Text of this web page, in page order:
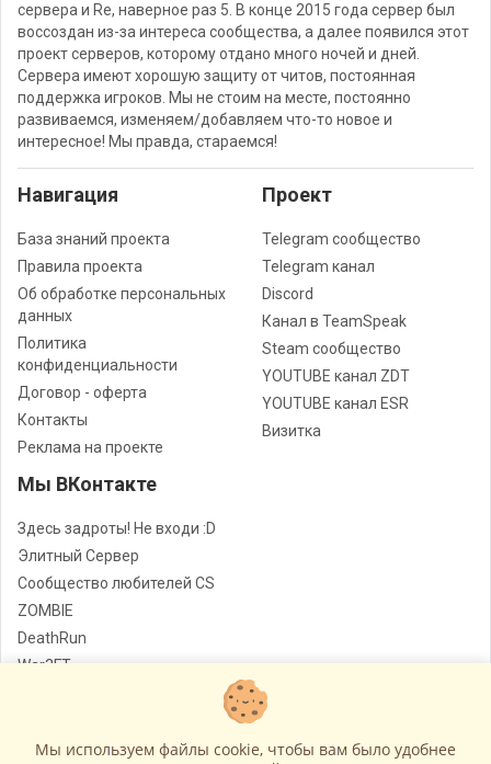
сервера и Re, наверное раз 5. В конце 2015 года сервер был
воссоздан из-за интереса сообщества, а далее появился этот
проект серверов, которому отдано много ночей и дней.
Сервера имеют хорошую защиту от читов, постоянная
поддержка игроков. Мы не стоим на месте, постоянно
развиваемся, изменяем/добавляем что-то новое и
интересное! Мы правда, стараемся!
Навигация
База знаний проекта
Правила проекта
Об обработке персональных
данных
Политика
конфиденциальности
Договор - оферта
Контакты
Реклама на проекте
Проект
Telegram сообщество
Telegram канал
Discord
Канал в TeamSpeak
Steam сообщество
YOUTUBE канал ZDT
YOUTUBE канал ESR
Визитка
Мы ВКонтакте
Здесь задроты! Не входи :D
Элитный Сервер
Сообщество любителей CS
ZOMBIE
DeathRun
War3FT
Мы используем файлы cookie, чтобы вам было удобнее